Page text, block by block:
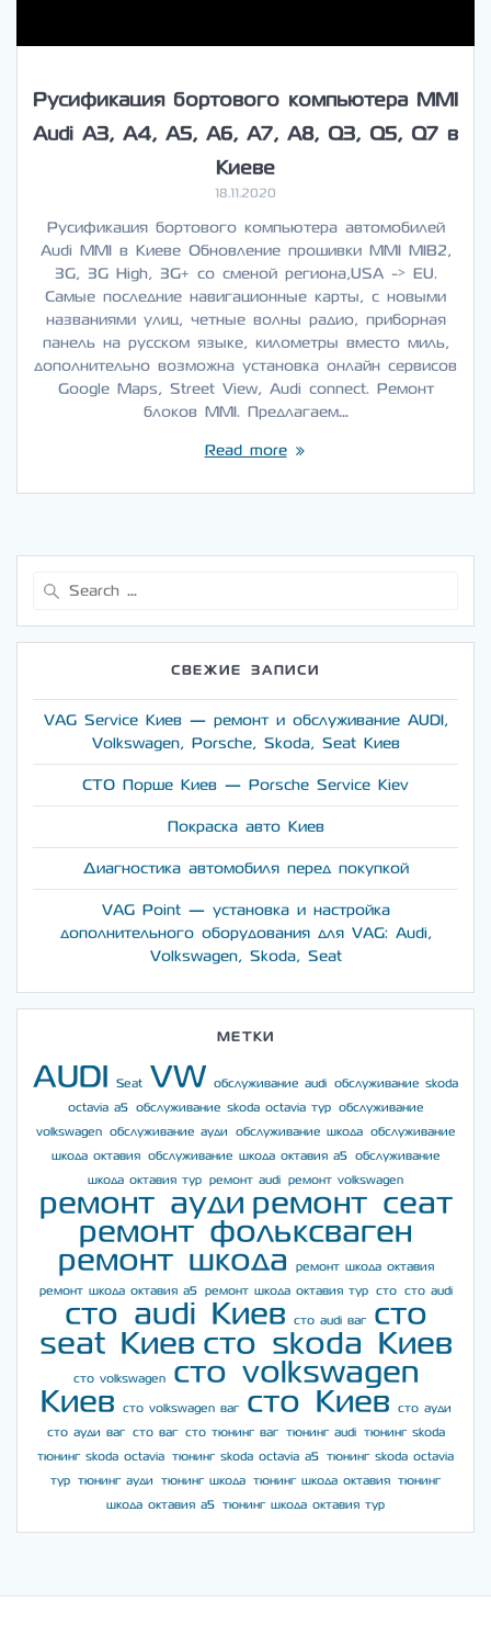
Русификация бортового компьютера MMI
Audi A3, A4, A5, A6, A7, A8, Q3, Q5, Q7 в
Киеве
18.11.2020
Русификация бортового компьютера автомобилей
Audi MMI в Киеве Обновление прошивки MMI MIB2,
3G, 3G High, 3G+ со сменой региона,USA -> EU.
Самые последние навигационные карты, с новыми
названиями улиц, четные волны радио, приборная
панель на русском языке, километры вместо миль,
дополнительно возможна установка онлайн сервисов
Google Maps, Street View, Audi connect. Ремонт
блоков MMI. Предлагаем…
Read more
СВЕЖИЕ ЗАПИСИ
VAG Service Киев — ремонт и обслуживание AUDI,
Volkswagen, Porsche, Skoda, Seat Киев
СТО Порше Киев — Porsche Service Kiev
Покраска авто Киев
Диагностика автомобиля перед покупкой
VAG Point — установка и настройка
дополнительного оборудования для VAG: Audi,
Volkswagen, Skoda, Seat
МЕТКИ
AUDI Seat VW обслуживание audi
обслуживание skoda
octavia a5
обслуживание skoda octavia тур
обслуживание
volkswagen
обслуживание ауди обслуживание шкода
обслуживание
шкода октавия
обслуживание шкода октавия а5
обслуживание
шкода октавия тур
ремонт audi ремонт volkswagen
ремонт ауди ремонт сеат
ремонт фольксваген
ремонт шкода
ремонт шкода октавия
ремонт шкода октавия а5
ремонт шкода октавия тур сто сто audi
сто audi Киев сто audi ваг
сто
seat Киев сто skoda Киев
сто volkswagen
сто volkswagen
Киев
сто volkswagen ваг сто Киев
сто ауди
сто ауди ваг
сто ваг сто тюнинг ваг тюнинг audi
тюнинг skoda
тюнинг skoda octavia
тюнинг skoda octavia a5
тюнинг skoda octavia
тур
тюнинг ауди тюнинг шкода тюнинг шкода октавия
тюнинг
шкода октавия а5
тюнинг шкода октавия тур